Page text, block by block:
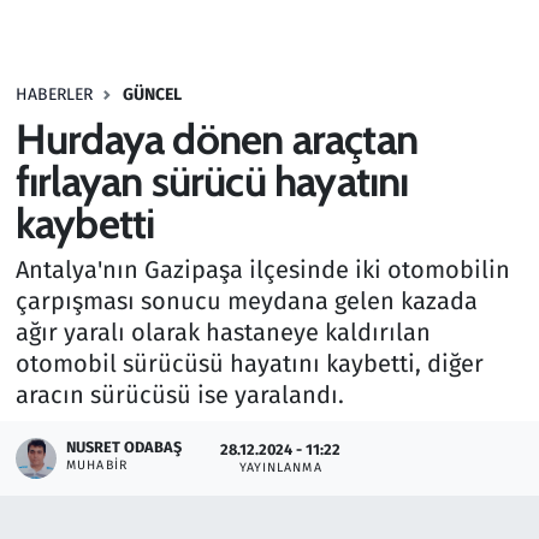
HABERLER GÜNCEL
Hurdaya dönen araçtan
fırlayan sürücü hayatını
kaybetti
Antalya'nın Gazipaşa ilçesinde iki otomobilin
çarpışması sonucu meydana gelen kazada
ağır yaralı olarak hastaneye kaldırılan
otomobil sürücüsü hayatını kaybetti, diğer
aracın sürücüsü ise yaralandı.
NUSRET ODABAŞ
MUHABIR
28.12.2024 - 11:22
YAYINLANMA
Haber
Kültür Sanat
Kurumsal Haberler
Lezzet Durağı
Memur ve Kamu
Otomobil
Oyun